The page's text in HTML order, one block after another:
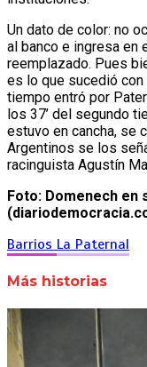
Un dato de color: no
al banco e ingresa en
reemplazado. Pues
es lo que sucedió con
tiempo entró por
los 37’ del segundo
estuvo en cancha, se
Argentinos se los
racinguista Agustín
Foto: Domenech en
Barrios La Paternal
Más historias